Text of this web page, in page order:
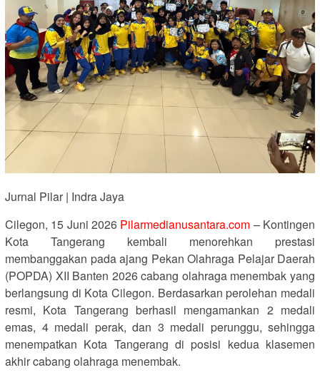
Jurnal Pilar | Indra Jaya
Cilegon, 15 Juni 2026 Pilarmedianusantara.com – Kontingen
Kota Tangerang kembali menorehkan prestasi
membanggakan pada ajang Pekan Olahraga Pelajar Daerah
(POPDA) XII Banten 2026 cabang olahraga menembak yang
berlangsung di Kota Cilegon. Berdasarkan perolehan medali
resmi, Kota Tangerang berhasil mengamankan 2 medali
emas, 4 medali perak, dan 3 medali perunggu, sehingga
menempatkan Kota Tangerang di posisi kedua klasemen
akhir cabang olahraga menembak.